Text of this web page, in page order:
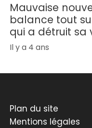
Mauvaise
balance tout
qui a détruit sa
Il y a 4 ans
Plan du site
Mentions légales